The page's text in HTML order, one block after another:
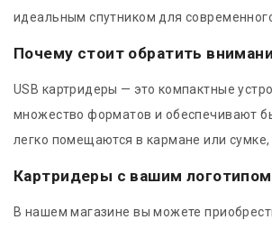
идеальным спутником для
Почему стоит обратить
USB картридеры — это компактные
множество форматов и обеспечивают
легко помещаются в кармане или
Картридеры с вашим логотипом
В нашем магазине вы можете